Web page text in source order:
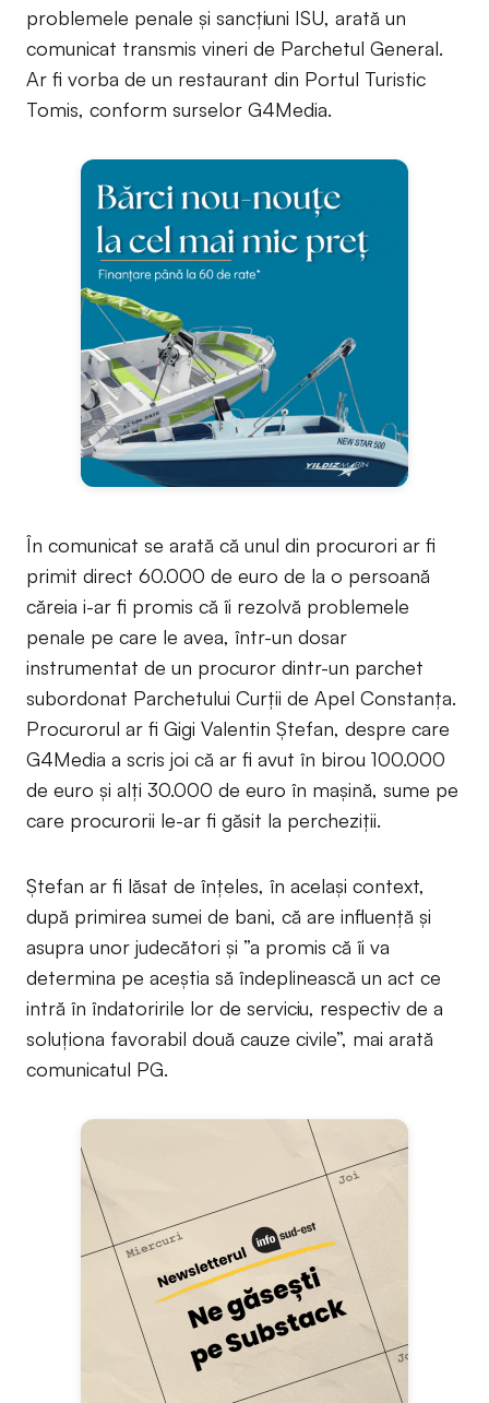
problemele penale și sancțiuni ISU, arată un
comunicat transmis vineri de Parchetul General.
Ar fi vorba de un restaurant din Portul Turistic
Tomis, conform surselor G4Media.
În comunicat se arată că unul din procurori ar fi
primit direct 60.000 de euro de la o persoană
căreia i-ar fi promis că îi rezolvă problemele
penale pe care le avea, într-un dosar
instrumentat de un procuror dintr-un parchet
subordonat Parchetului Curții de Apel Constanța.
Procurorul ar fi Gigi Valentin Ștefan, despre care
G4Media a scris joi că ar fi avut în birou 100.000
de euro și alți 30.000 de euro în mașină, sume pe
care procurorii le-ar fi găsit la percheziții.
Ștefan ar fi lăsat de înțeles, în același context,
după primirea sumei de bani, că are influență și
asupra unor judecători și ”a promis că îi va
determina pe aceștia să îndeplinească un act ce
intră în îndatoririle lor de serviciu, respectiv de a
soluționa favorabil două cauze civile”, mai arată
comunicatul PG.